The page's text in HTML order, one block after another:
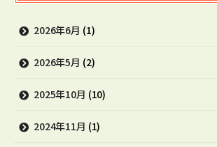
2026年6月 (1)
2026年5月 (2)
2025年10月 (10)
2024年11月 (1)